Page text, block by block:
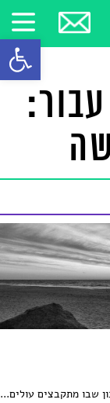
פתח
שבו מתקבצים עולים...